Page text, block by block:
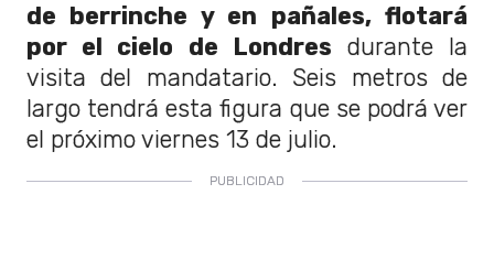
de berrinche y en pañales, flotará
por el cielo de Londres durante la
visita del mandatario. Seis metros de
largo tendrá esta figura que se podrá ver
el próximo viernes 13 de julio.